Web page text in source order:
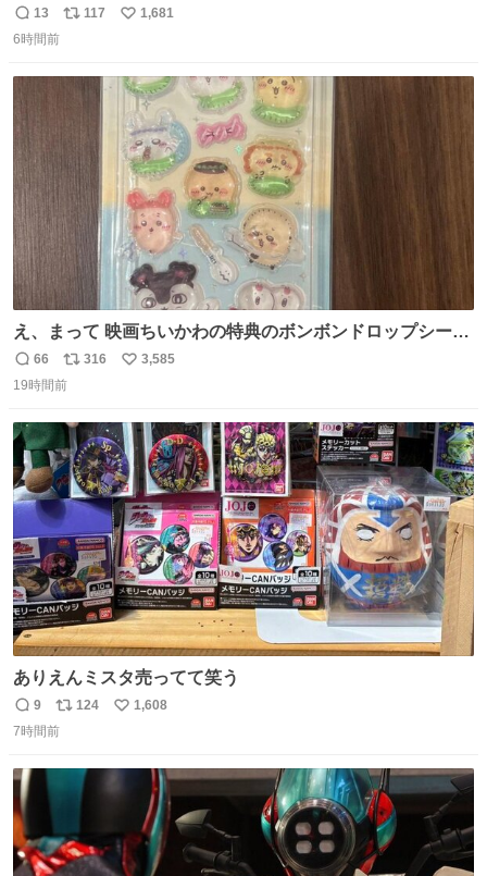
で満足感エグいから一生食べてる😭
返
信
13
リ
117
い
数
1,681
6時間前
え、まって 映画ちいかわの特典のボンボンドロップシール
返
信
66
リ
ポ
ト
数
316
い
数
3,585
19時間前
ありえんミスタ売ってて笑う
返
信
9
リ
ポ
124
い
1,608
7時間前